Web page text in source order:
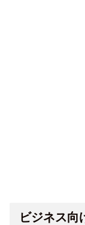
ビジネス向